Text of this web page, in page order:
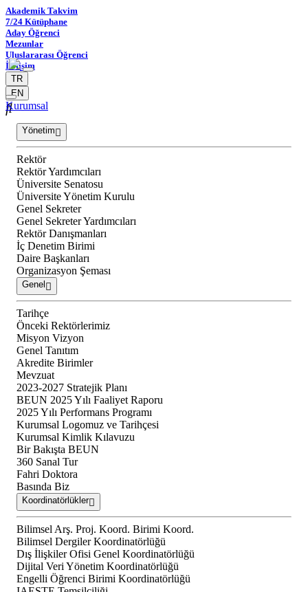
Akademik Takvim
7/24 Kütüphane
Aday Öğrenci
Mezunlar
Uluslararası Öğrenci
İletişim
TR
EN
Kurumsal
Yönetim
Rektör
Rektör Yardımcıları
Üniversite Senatosu
Üniversite Yönetim Kurulu
Genel Sekreter
Genel Sekreter Yardımcıları
Rektör Danışmanları
İç Denetim Birimi
Daire Başkanları
Organizasyon Şeması
Genel
Tarihçe
Önceki Rektörlerimiz
Misyon Vizyon
Genel Tanıtım
Akredite Birimler
Mevzuat
2023-2027 Stratejik Planı
BEUN 2025 Yılı Faaliyet Raporu
2025 Yılı Performans Programı
Kurumsal Logomuz ve Tarihçesi
Kurumsal Kimlik Kılavuzu
Bir Bakışta BEUN
360 Sanal Tur
Fahri Doktora
Basında Biz
Koordinatörlükler
Bilimsel Arş. Proj. Koord. Birimi Koord.
Bilimsel Dergiler Koordinatörlüğü
Dış İlişkiler Ofisi Genel Koordinatörlüğü
Dijital Veri Yönetim Koordinatörlüğü
Engelli Öğrenci Birimi Koordinatörlüğü